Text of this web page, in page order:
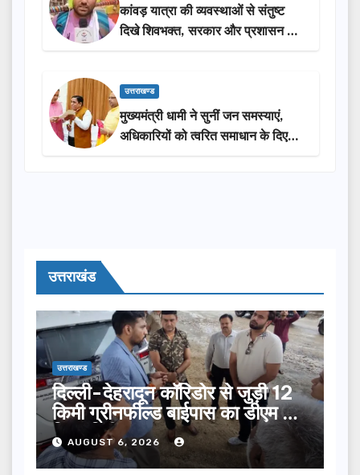
कांवड़ यात्रा की व्यवस्थाओं से संतुष्ट
दिखे शिवभक्त, सरकार और प्रशासन की
सराहना…
उत्तराखण्ड
मुख्यमंत्री धामी ने सुनीं जन समस्याएं,
अधिकारियों को त्वरित समाधान के दिए
निर्देश
उत्तराखंड
उत्तराखण्ड
दिल्ली-देहरादून कॉरिडोर से जुड़ी 12
किमी ग्रीनफील्ड बाईपास का डीएम ने
किया निरीक्षण…
AUGUST 6, 2026